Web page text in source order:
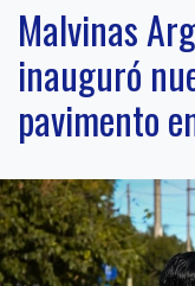
Malvinas
inauguró
pavimento